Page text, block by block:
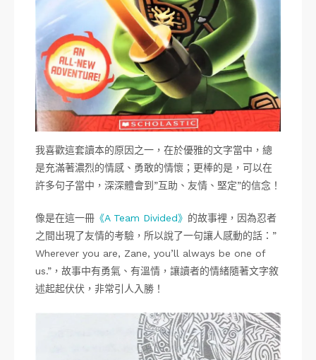
我喜歡這套讀本的原因之一，在於優雅的文字當中，總
是充滿著濃烈的情感、勇敢的情懷；更棒的是，可以在
許多句子當中，深深體會到”互助、友情、堅定”的信念！
像是在這一冊 《A Team Divided》 的故事裡，因為忍者
之間出現了友情的考驗，所以說了一句讓人感動的話：”
Wherever you are, Zane, you’ll always be one of
us.”，故事中有勇氣、有溫情，讓讀者的情緒隨著文字敘
述起起伏伏，非常引人入勝！